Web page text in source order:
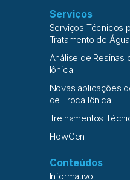
Serviços
Serviços Técnicos
Tratamento de Água
Análise de Resinas
Iônica
Novas aplicações
de Troca Iônica
Treinamentos
FlowGen
Conteúdos
Informativo